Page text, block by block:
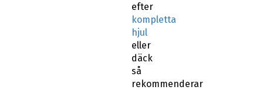
efter
kompletta
hjul
eller
däck
så
rekommenderar